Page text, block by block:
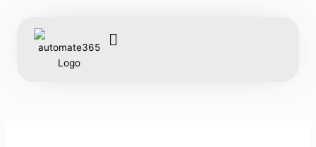
springen